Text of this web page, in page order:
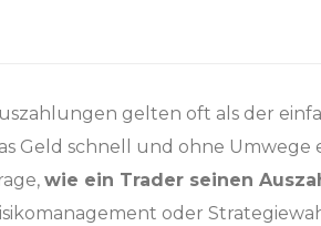
gelten oft als der
Geld schnell und ohne
wie ein Trader seinen
oder